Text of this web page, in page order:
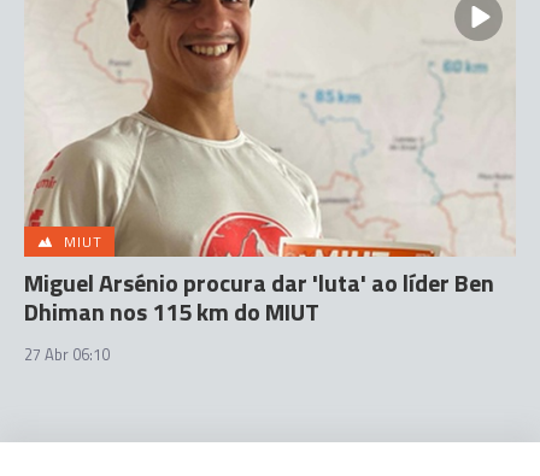
MIUT
Miguel Arsénio procura dar 'luta' ao líder Ben
Dhiman nos 115 km do MIUT
27 Abr 06:10